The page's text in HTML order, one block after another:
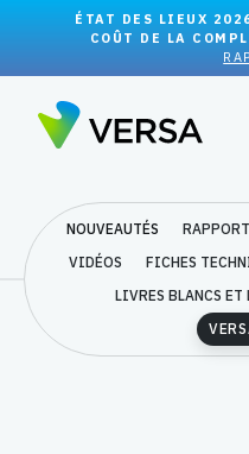
ÉTAT DES LIEUX
COÛT DE LA
NOUVEAUTÉS
VIDÉOS
FICHES
LIVRES BLANCS ET